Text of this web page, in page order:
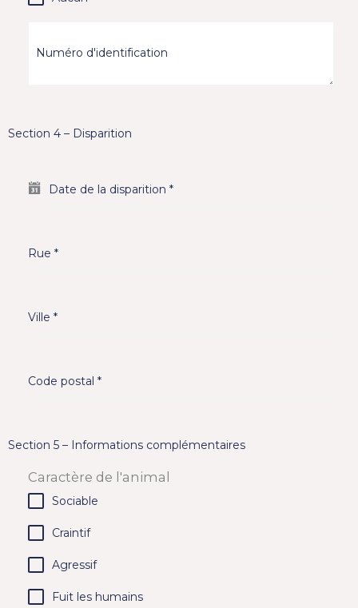
Numéro d'identification
Section 4 – Disparition
Date de la disparition *
Rue *
Ville *
Code postal *
Section 5 – Informations complémentaires
Caractère de l'animal
Sociable
Craintif
Agressif
Fuit les humains